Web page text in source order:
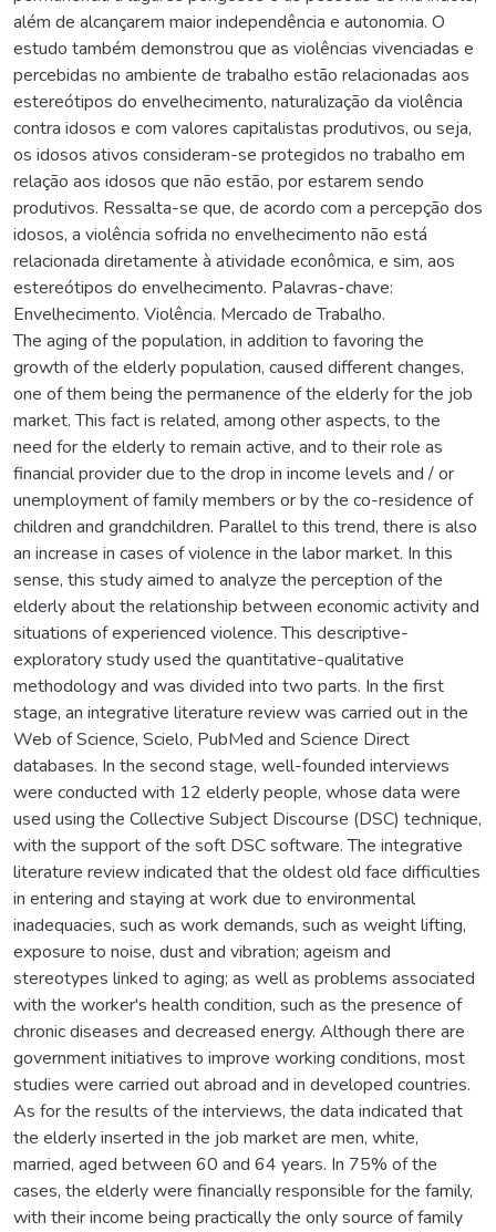
além de alcançarem maior independência e autonomia. O
estudo também demonstrou que as violências vivenciadas e
percebidas no ambiente de trabalho estão relacionadas aos
estereótipos do envelhecimento, naturalização da violência
contra idosos e com valores capitalistas produtivos, ou seja,
os idosos ativos consideram-se protegidos no trabalho em
relação aos idosos que não estão, por estarem sendo
produtivos. Ressalta-se que, de acordo com a percepção dos
idosos, a violência sofrida no envelhecimento não está
relacionada diretamente à atividade econômica, e sim, aos
estereótipos do envelhecimento. Palavras-chave:
Envelhecimento. Violência. Mercado de Trabalho.
The aging of the population, in addition to favoring the
growth of the elderly population, caused different changes,
one of them being the permanence of the elderly for the job
market. This fact is related, among other aspects, to the
need for the elderly to remain active, and to their role as
financial provider due to the drop in income levels and / or
unemployment of family members or by the co-residence of
children and grandchildren. Parallel to this trend, there is also
an increase in cases of violence in the labor market. In this
sense, this study aimed to analyze the perception of the
elderly about the relationship between economic activity and
situations of experienced violence. This descriptive-
exploratory study used the quantitative-qualitative
methodology and was divided into two parts. In the first
stage, an integrative literature review was carried out in the
Web of Science, Scielo, PubMed and Science Direct
databases. In the second stage, well-founded interviews
were conducted with 12 elderly people, whose data were
used using the Collective Subject Discourse (DSC) technique,
with the support of the soft DSC software. The integrative
literature review indicated that the oldest old face difficulties
in entering and staying at work due to environmental
inadequacies, such as work demands, such as weight lifting,
exposure to noise, dust and vibration; ageism and
stereotypes linked to aging; as well as problems associated
with the worker's health condition, such as the presence of
chronic diseases and decreased energy. Although there are
government initiatives to improve working conditions, most
studies were carried out abroad and in developed countries.
As for the results of the interviews, the data indicated that
the elderly inserted in the job market are men, white,
married, aged between 60 and 64 years. In 75% of the
cases, the elderly were financially responsible for the family,
with their income being practically the only source of family